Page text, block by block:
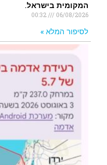
המקומית בישראל.
06/08/2026
00:32
לסיפור המלא »